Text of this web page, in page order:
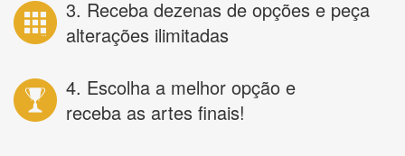
3. Receba dezenas de opções e peça
alterações ilimitadas
4. Escolha a melhor opção e
receba as artes finais!